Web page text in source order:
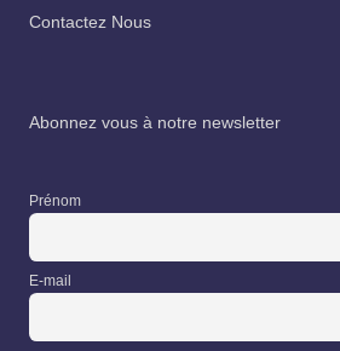
Contactez Nous
Abonnez vous à notre newsletter
Prénom
E-mail